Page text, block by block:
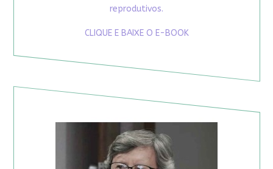
reprodutivos.
CLIQUE E BAIXE O E-BOOK